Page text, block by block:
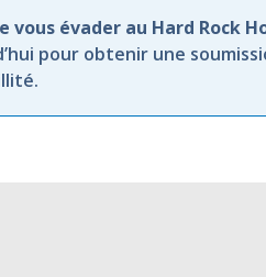
vous évader au Hard Rock
pour obtenir une